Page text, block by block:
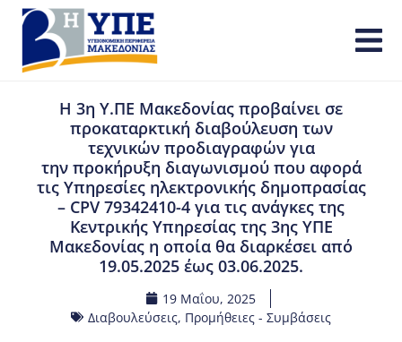
Η 3η Υ.ΠΕ Μακεδονίας προβαίνει σε
προκαταρκτική διαβούλευση των
τεχνικών προδιαγραφών για
την προκήρυξη διαγωνισμού που αφορά
τις Υπηρεσίες ηλεκτρονικής δημοπρασίας
– CPV 79342410-4 για τις ανάγκες της
Κεντρικής Υπηρεσίας της 3ης ΥΠΕ
Μακεδονίας η οποία θα διαρκέσει από
19.05.2025 έως 03.06.2025.
19 Μαΐου, 2025
Διαβουλεύσεις, Προμήθειες - Συμβάσεις